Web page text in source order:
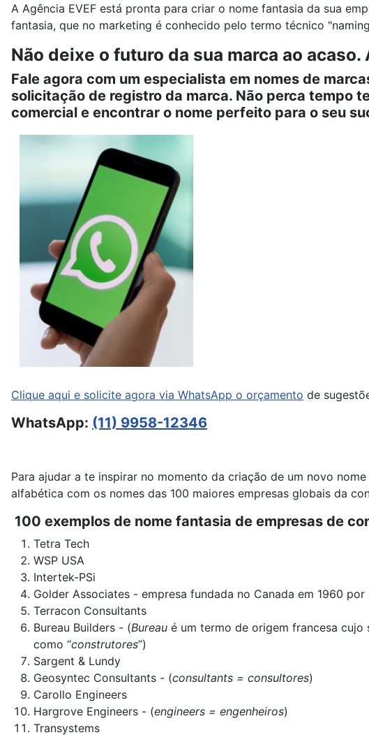
A Agência EVEF está pronta para criar o nome fantasia da sua
fantasia, que no marketing é conhecido pelo termo técnico
Não deixe o futuro da sua marca ao
Fale agora com um especialista em nomes de
solicitação de registro da marca. Não perca tempo
comercial e encontrar o nome perfeito para o seu
Clique aqui e solicite agora via WhatsApp o orçamento de
WhatsApp: (11) 9958-12346
Para ajudar a te inspirar no momento da criação de um novo
alfabética com os nomes das 100 maiores empresas globais da
100 exemplos de nome fantasia de empresas de
Tetra Tech
WSP USA
Intertek-PSi
Golder Associates - empresa fundada no Canada em 1960 por
Terracon Consultants
Bureau Builders - (Bureau é um termo de origem francesa cujo
como “construtores”)
Sargent & Lundy
Geosyntec Consultants - (consultants = consultores)
Carollo Engineers
Hargrove Engineers - (engineers = engenheiros)
Transystems